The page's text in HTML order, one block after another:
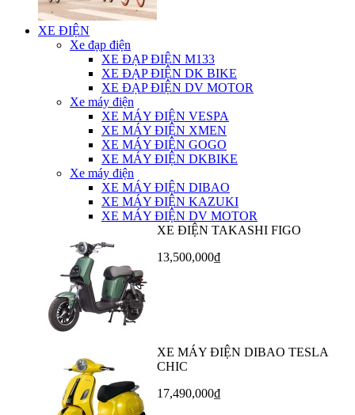
XE ĐIỆN
Xe đạp điện
XE ĐẠP ĐIỆN M133
XE ĐẠP ĐIỆN DK BIKE
XE ĐẠP ĐIỆN DV MOTOR
Xe máy điện
XE MÁY ĐIỆN VESPA
XE MÁY ĐIỆN XMEN
XE MÁY ĐIỆN GOGO
XE MÁY ĐIỆN DKBIKE
Xe máy điện
XE MÁY ĐIỆN DIBAO
XE MÁY ĐIỆN KAZUKI
XE MÁY ĐIỆN DV MOTOR
XE ĐIỆN TAKASHI FIGO
13,500,000₫
XE MÁY ĐIỆN DIBAO TESLA
CHIC
17,490,000₫